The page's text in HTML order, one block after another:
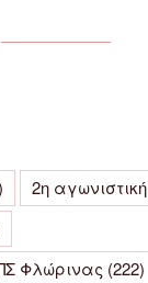
2η αγωνιστική
Φλώρινας (222)